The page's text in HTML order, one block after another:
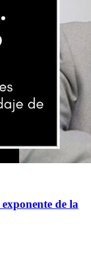
de la